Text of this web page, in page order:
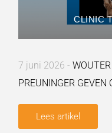
CLINIC
7 juni 2026 -
PREUNINGER GEVEN
Lees artikel